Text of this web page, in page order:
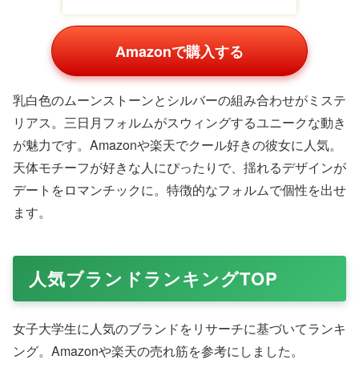
気で、ティファニーのブランド力が魅力。約4万円台です
が、デザインの希少性が高く、長く使える投資アイテムで
す。クールなイメージの大学生に支持されています。
Kate Spade ハートネックレス
Amazonで購入する